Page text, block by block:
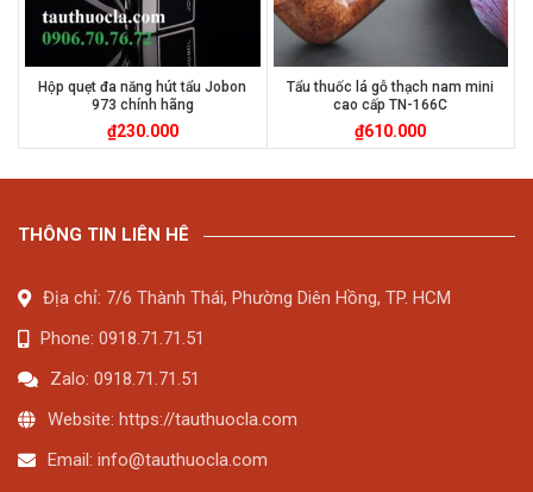
Hộp quẹt đa năng hút tẩu Jobon
973 chính hãng
₫230.000
Tẩu thuốc lá gỗ thạch nam mini
cao cấp TN-166C
₫610.000
THÔNG TIN LIÊN HÊ
Địa chỉ: 7/6 Thành Thái, Phường Diên Hồng, TP. HCM
Phone: 0918.71.71.51
Zalo: 0918.71.71.51
Website: https://tauthuocla.com
Email: info@tauthuocla.com